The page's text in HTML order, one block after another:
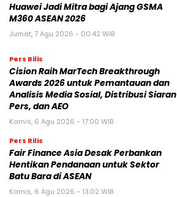
Huawei Jadi Mitra bagi Ajang GSMA
M360 ASEAN 2026
Jumat, 7 Agu 2026 - 00:42 WIB
Pers Rilis
Cision Raih MarTech Breakthrough
Awards 2026 untuk Pemantauan dan
Analisis Media Sosial, Distribusi Siaran
Pers, dan AEO
Kamis, 6 Agu 2026 - 17:00 WIB
Pers Rilis
Fair Finance Asia Desak Perbankan
Hentikan Pendanaan untuk Sektor
Batu Bara di ASEAN
Kamis, 6 Agu 2026 - 13:02 WIB